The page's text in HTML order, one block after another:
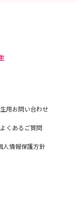
用お問い合わせ
よくあるご質問
人情報保護方針